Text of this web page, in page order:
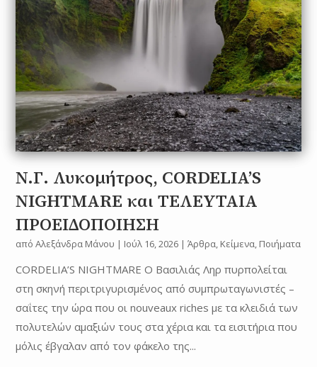
N.Γ. Λυκομήτρος, CORDELIA’S
NIGHTMARE και ΤΕΛΕΥΤΑΙΑ
ΠΡΟΕΙΔΟΠΟΙΗΣΗ
απόΑλεξάνδρα Μάνου | Ιούλ 16, 2026 |Άρθρα Κείμενα Ποιήματα
CORDELIA’S NIGHTMARE O Βασιλιάς Ληρ πυρπολείται
στη σκηνή περιτριγυρισμένος από συμπρωταγωνιστές –
σαΐτες την ώρα που οι nouveaux riches με τα κλειδιά των
πολυτελών αμαξιών τους στα χέρια και τα εισιτήρια που
μόλις έβγαλαν από τον φάκελο της...